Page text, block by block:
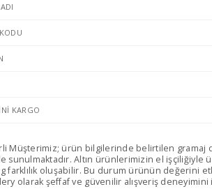
KARGO
Müşterimiz; ürün bilgilerinde belirtilen gramaj
sunulmaktadır. Altın ürünlerimizin el işçiliğiyle
farklılık oluşabilir. Bu durum ürünün değerini
olarak şeffaf ve güvenilir alışveriş